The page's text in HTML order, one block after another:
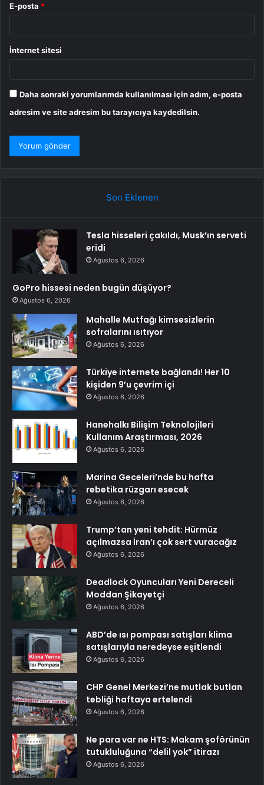
E-posta *
İnternet sitesi
Daha sonraki yorumlarımda kullanılması için adım, e-posta
adresim ve site adresim bu tarayıcıya kaydedilsin.
Son Eklenen
Tesla hisseleri çakıldı, Musk’ın serveti
eridi
Ağustos 6, 2026
GoPro hissesi neden bugün düşüyor?
Ağustos 6, 2026
Mahalle Mutfağı kimsesizlerin
sofralarını ısıtıyor
Ağustos 6, 2026
Türkiye internete bağlandı! Her 10
kişiden 9’u çevrim içi
Ağustos 6, 2026
Hanehalkı Bilişim Teknolojileri
Kullanım Araştırması, 2026
Ağustos 6, 2026
Marina Geceleri’nde bu hafta
rebetika rüzgarı esecek
Ağustos 6, 2026
Trump’tan yeni tehdit: Hürmüz
açılmazsa İran’ı çok sert vuracağız
Ağustos 6, 2026
Deadlock Oyuncuları Yeni Dereceli
Moddan Şikayetçi
Ağustos 6, 2026
ABD’de ısı pompası satışları klima
satışlarıyla neredeyse eşitlendi
Ağustos 6, 2026
CHP Genel Merkezi’ne mutlak butlan
tebliği haftaya ertelendi
Ağustos 6, 2026
Ne para var ne HTS: Makam şoförünün
tutukluluğuna “delil yok” itirazı
Ağustos 6, 2026